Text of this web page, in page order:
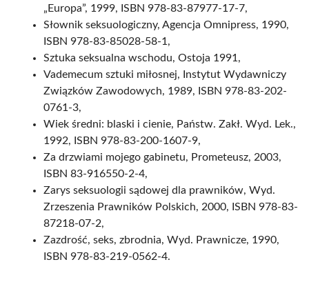
„Europa”, 1999, ISBN 978-83-87977-17-7,
Słownik seksuologiczny, Agencja Omnipress, 1990,
ISBN 978-83-85028-58-1,
Sztuka seksualna wschodu, Ostoja 1991,
Vademecum sztuki miłosnej, Instytut Wydawniczy
Związków Zawodowych, 1989, ISBN 978-83-202-
0761-3,
Wiek średni: blaski i cienie, Państw. Zakł. Wyd. Lek.,
1992, ISBN 978-83-200-1607-9,
Za drzwiami mojego gabinetu, Prometeusz, 2003,
ISBN 83-916550-2-4,
Zarys seksuologii sądowej dla prawników, Wyd.
Zrzeszenia Prawników Polskich, 2000, ISBN 978-83-
87218-07-2,
Zazdrość, seks, zbrodnia, Wyd. Prawnicze, 1990,
ISBN 978-83-219-0562-4.